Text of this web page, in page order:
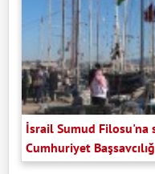
İsrail Sumud Filosu'na
Cumhuriyet